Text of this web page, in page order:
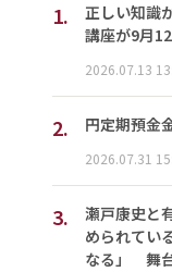
1.
正しい知識
講座が9月
2026.07.13
2. 円定期預金
2026.07.31
3.
瀬戸康史と
められてい
なる」 舞台